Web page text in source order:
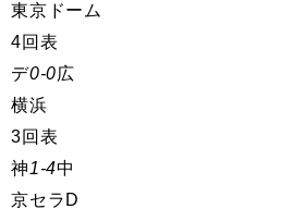
東京ドーム
4回表
デ0-0広
横浜
3回表
神1-4中
京セラD